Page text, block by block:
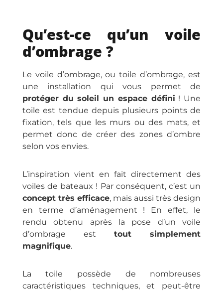
Qu’est-ce qu’un voile
d’ombrage ?
Le voile d’ombrage, ou toile d’ombrage, est
une installation qui vous permet de
protéger du soleil un espace défini ! Une
toile est tendue depuis plusieurs points de
fixation, tels que les murs ou des mats, et
permet donc de créer des zones d’ombre
selon vos envies.
L’inspiration vient en fait directement des
voiles de bateaux ! Par conséquent, c’est un
concept très efficace, mais aussi très design
en terme d’aménagement ! En effet, le
rendu obtenu après la pose d’un voile
d’ombrage est tout simplement
magnifique.
La toile possède de nombreuses
caractéristiques techniques, et peut-être